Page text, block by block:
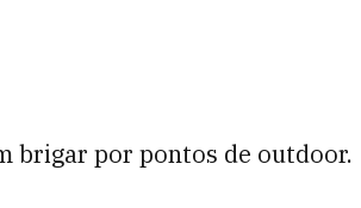
brigar por pontos de outdoor.